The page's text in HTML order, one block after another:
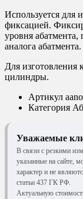
Используется для
фиксацией.
уровня
аналога абатмента.
Для изготовления
цилиндры.
Артикул
Категория
Уважаемые
В связи с резкими
указанные на сайте,
характер и не
статьи 437 ГК РФ.
Актуальную